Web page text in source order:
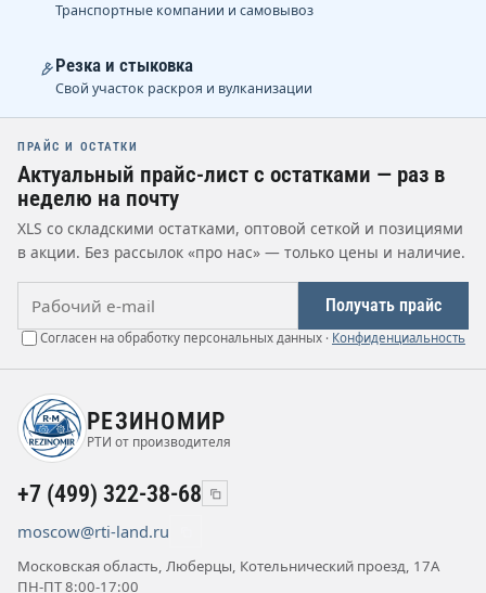
Транспортные компании и самовывоз
Резка и стыковка
Свой участок раскроя и вулканизации
ПРАЙС И ОСТАТКИ
Актуальный прайс-лист с остатками — раз в
неделю на почту
XLS со складскими остатками, оптовой сеткой и позициями
в акции. Без рассылок «про нас» — только цены и наличие.
Получать прайс
Согласен на обработку персональных данных · Конфиденциальность
РЕЗИНОМИР
РТИ от производителя
+7 (499) 322-38-68
moscow@rti-land.ru
Московская область, Люберцы, Котельнический проезд, 17А
ПН-ПТ 8:00-17:00